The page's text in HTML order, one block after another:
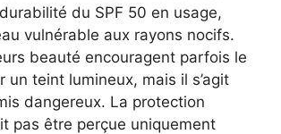
du SPF 50 en usage,
vulnérable aux rayons nocifs.
beauté encouragent parfois le
un teint lumineux, mais il s’agit
dangereux. La protection
pas être perçue uniquement